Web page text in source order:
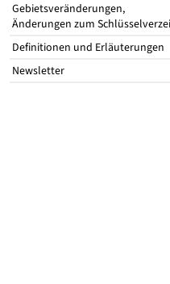
Gebietsveränderungen,
Änderungen zum
Definitionen und Erläuterungen
Newsletter